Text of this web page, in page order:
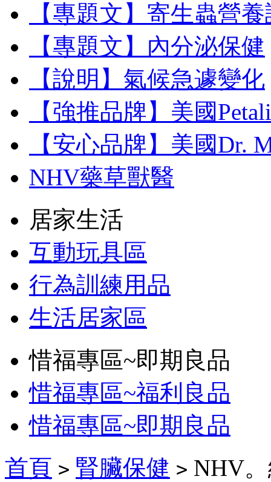
【專題文】寄生蟲營
【專題文】內分泌保健
【說明】氣候急遽變化
【強推品牌】美國
【安心品牌】美國Dr.
NHV藥草獸醫
居家生活
互動玩具區
行為訓練用品
生活居家區
惜福專區~即期良品
惜福專區~福利良品
惜福專區~即期良品
首頁 > 腎臟保健 > NHV